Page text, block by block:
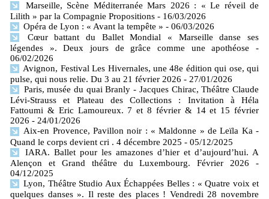
Marseille, Scène Méditerranée Mars 2026 : « Le réveil de
Lilith » par la Compagnie Propositions - 16/03/2026
Opéra de Lyon : « Avant la tempête » - 06/03/2026
Cœur battant du Ballet Mondial « Marseille danse ses
légendes ». Deux jours de grâce comme une apothéose
-
06/02/2026
Avignon, Festival Les Hivernales, une 48e édition qui ose, qui
pulse, qui nous relie. Du 3 au 21 février 2026 - 27/01/2026
Paris, musée du quai Branly - Jacques Chirac, Théâtre Claude
Lévi-Strauss et Plateau des Collections : Invitation à Héla
Fattoumi & Eric Lamoureux. 7 et 8 février & 14 et 15 février
2026 - 24/01/2026
Aix-en Provence, Pavillon noir : « Maldonne » de Leïla Ka -
Quand le corps devient cri . 4 décembre 2025 - 05/12/2025
IARA. Ballet pour les amazones d’hier et d’aujourd’hui. A
Alençon et Grand théâtre du Luxembourg. Février 2026
-
04/12/2025
Lyon, Théâtre Studio Aux Échappées Belles : « Quatre voix et
quelques danses ». Il reste des places ! Vendredi 28 novembre